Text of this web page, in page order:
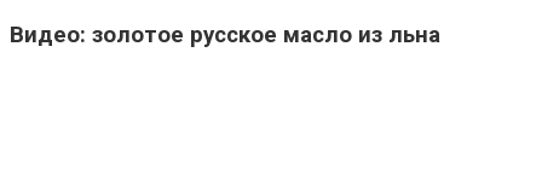
Видео: золотое русское масло из льна